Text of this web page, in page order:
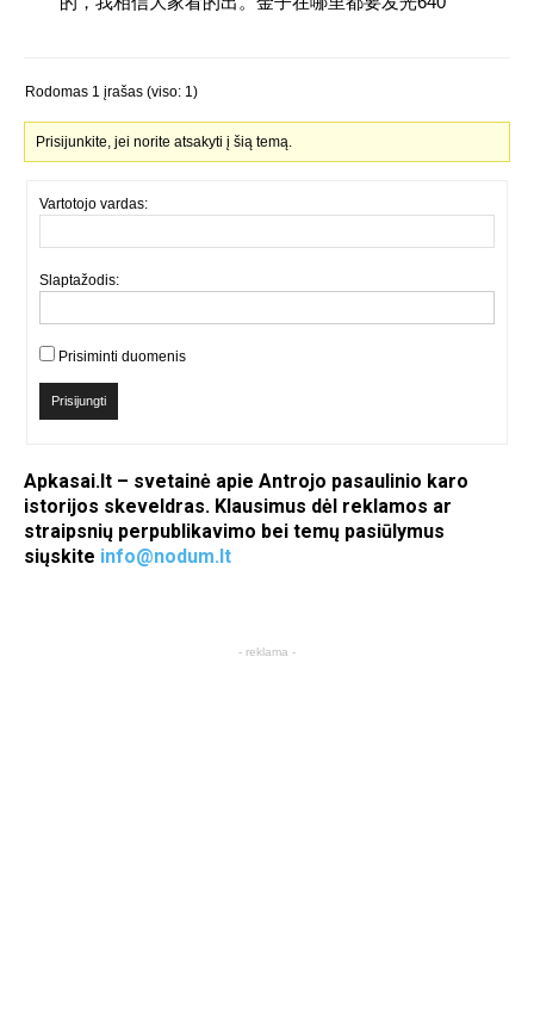
Rodomas 1 įrašas (viso: 1)
Prisijunkite, jei norite atsakyti į šią temą.
Vartotojo vardas:
Slaptažodis:
Prisiminti duomenis
Prisijungti
Apkasai.lt – svetainė apie Antrojo pasaulinio karo
istorijos skeveldras. Klausimus dėl reklamos ar
straipsnių perpublikavimo bei temų pasiūlymus
siųskite info@nodum.lt
- reklama -